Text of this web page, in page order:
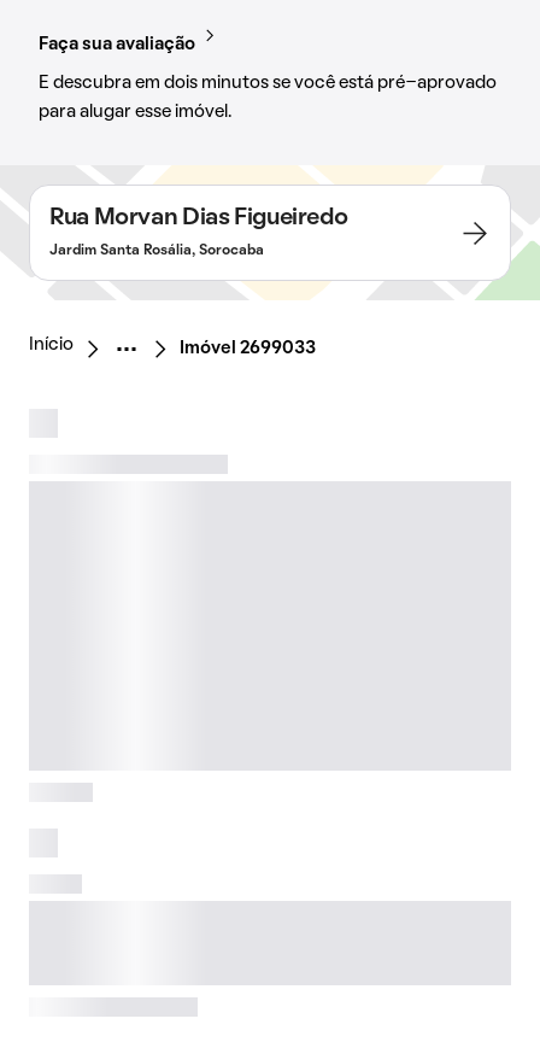
Faça sua avaliação
E descubra em dois minutos se você está pré-aprovado
para alugar esse imóvel.
Rua Morvan Dias Figueiredo
Jardim Santa Rosália, Sorocaba
Início Imóvel 2699033